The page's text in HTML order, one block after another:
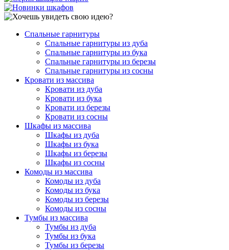
Спальные гарнитуры
Спальные гарнитуры из дуба
Спальные гарнитуры из бука
Спальные гарнитуры из березы
Спальные гарнитуры из сосны
Кровати из массива
Кровати из дуба
Кровати из бука
Кровати из березы
Кровати из сосны
Шкафы из массива
Шкафы из дуба
Шкафы из бука
Шкафы из березы
Шкафы из сосны
Комоды из массива
Комоды из дуба
Комоды из бука
Комоды из березы
Комоды из сосны
Тумбы из массива
Тумбы из дуба
Тумбы из бука
Тумбы из березы